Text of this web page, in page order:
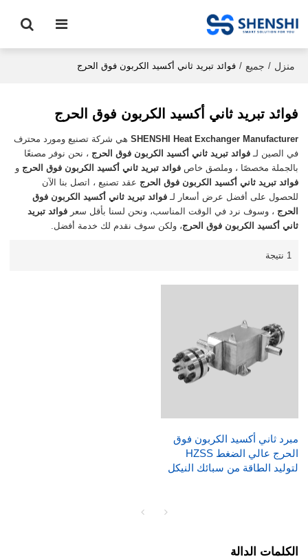
منزل / جميع / فوائد تبريد ثاني أكسيد الكربون فوق الحرج
فوائد تبريد ثاني أكسيد الكربون فوق الحرج
SHENSHI Heat Exchanger Manufacturer​ هي شركة تصنيع ومورد محترف
في الصين لـفوائد تبريد ثاني أكسيد الكربون فوق الحرج ، نحن نوفر مصنعًا
بالجملة مخصصًا ، وملصق خاصفوائد تبريد ثاني أكسيد الكربون فوق الحرج و
فوائد تبريد ثاني أكسيد الكربون فوق الحرج عقد تصنيع ، اتصل بنا الآن
للحصول على أفضل عرض أسعار لـفوائد تبريد ثاني أكسيد الكربون فوق
الحرج ، وسوف نرد في الوقت المناسب، ونحن لسنا بأقل سعرفوائد تبريد
ثاني أكسيد الكربون فوق الحرج، ولكن سوف نقدم لك خدمة أفضل.
1 نتيجة
مبرد ثاني أكسيد الكربون فوق
الحرج عالي الضغط HZSS
لتوليد الطاقة من سبائك النيكل
الكلمات الدالة